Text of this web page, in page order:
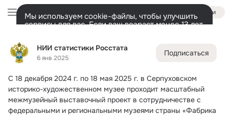
НИИ статистики Росстата
6 янв 2025
Подписаться
С 18 декабря 2024 г. по 18 мая 2025 г. в Серпуховском
историко-художественном музее проходит масштабный
межмузейный выставочный проект в сотрудничестве с
федеральными и региональными музеями страны «Фабрика
Войти
Мы используем cookie-файлы, чтобы улучшить
сервисы для вас. Если ваш возраст менее 13 лет,
Разрешить все
Лента Участники Ещё
Дополнительная
колонка
Всё127 Обсуждаемые